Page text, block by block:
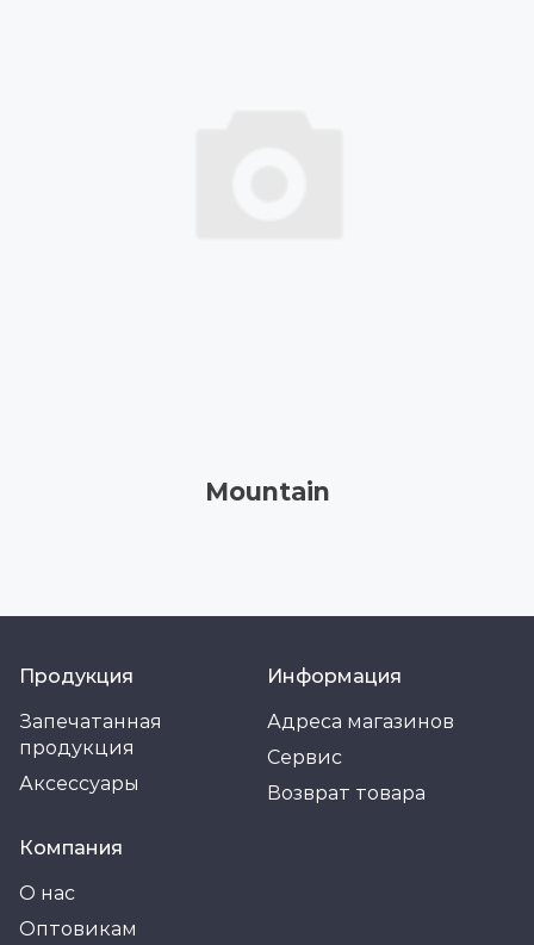
Mountain
Продукция
Запечатанная
продукция
Аксессуары
Информация
Адреса магазинов
Сервис
Возврат товара
Компания
О нас
Оптовикам